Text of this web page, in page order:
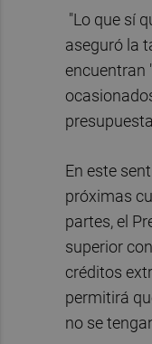
"Lo que sí
aseguró la
encuentran
En este
próximas
partes, el
superior
créditos
permitirá
no se